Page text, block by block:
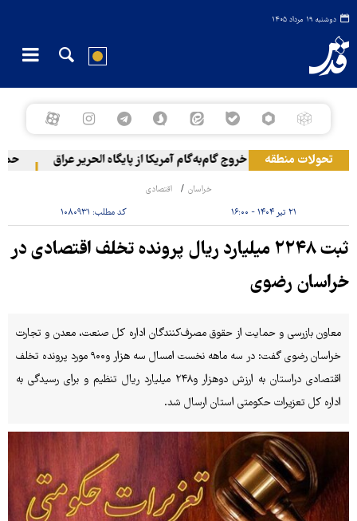
دوشنبه ۱۹ مرداد ۱۴۰۵
تحولات منطقه خروج گام‌به‌گام آمریکا از پایگاه الحریر عراق حمله
خراسان اقتصادی
۲۱ تیر ۱۴۰۴ - ۱۶:۰۰ کد مطلب: ۱۰۸۰۹۳۱
ثبت ۲۲۴۸ میلیارد ریال پرونده تخلف اقتصادی در
خراسان رضوی
معاون بازرسی و حمایت از حقوق مصرف‌کنندگان اداره کل صنعت، معدن و تجارت
خراسان رضوی گفت: در سه ماهه نخست امسال سه هزار و۹۰۰ مورد پرونده تخلف
اقتصادی دراستان به ارزش دوهزار و۲۴۸ میلیارد ریال تنظیم و برای رسیدگی به
اداره کل تعزیرات حکومتی استان ارسال شد.